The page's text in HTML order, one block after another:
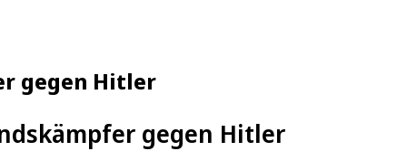
gegen Hitler
gegen Hitler